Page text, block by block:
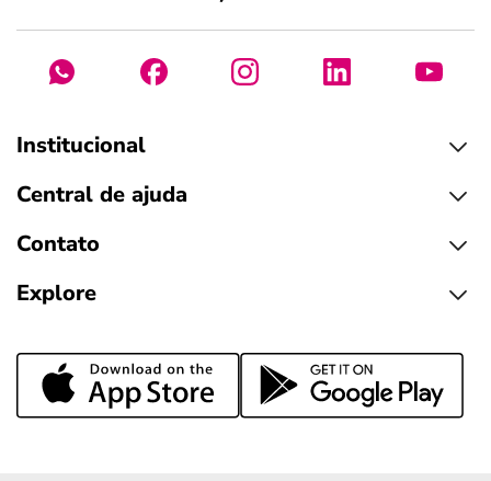
Institucional
Central de ajuda
Contato
Explore